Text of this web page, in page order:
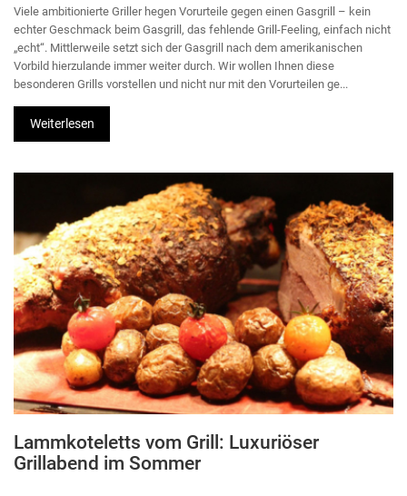
Viele ambitionierte Griller hegen Vorurteile gegen einen Gasgrill – kein
echter Geschmack beim Gasgrill, das fehlende Grill-Feeling, einfach nicht
„echt“. Mittlerweile setzt sich der Gasgrill nach dem amerikanischen
Vorbild hierzulande immer weiter durch. Wir wollen Ihnen diese
besonderen Grills vorstellen und nicht nur mit den Vorurteilen ge...
Weiterlesen
Lammkoteletts vom Grill: Luxuriöser
Grillabend im Sommer